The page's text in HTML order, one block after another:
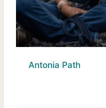
Antonia Path